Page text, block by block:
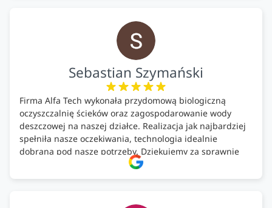
Sebastian Szymański
Firma Alfa Tech wykonała przydomową biologiczną
oczyszczalnię ścieków oraz zagospodarowanie wody
deszczowej na naszej działce. Realizacja jak najbardziej
spełniła nasze oczekiwania, technologia idealnie
dobrana pod nasze potrzeby. Dziękujemy za sprawnie
wykonany montaż w świetnej atmosferze! Polecam!